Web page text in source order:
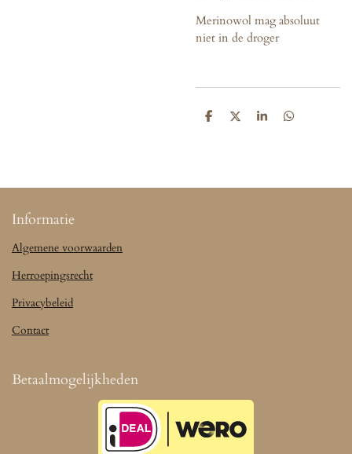
Merinowol mag absoluut
niet in de droger
D
D
S
D
Informatie
Algemene voorwaarden
Herroepingsrecht
Privacybeleid
Contact
Betaalmogelijkheden